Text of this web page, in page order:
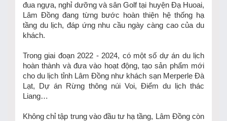
đua ngựa, nghỉ dưỡng và sân Golf tại huyện Đạ Huoai,
Lâm Đồng đang từng bước hoàn thiện hệ thống hạ
tầng du lịch, đáp ứng nhu cầu ngày càng cao của du
khách.
Trong giai đoạn 2022 - 2024, có một số dự án du lịch
hoàn thành và đưa vào hoạt động, tạo sản phẩm mới
cho du lịch tỉnh Lâm Đồng như khách sạn Merperle Đà
Lạt, Dự án Rừng thông núi Voi, Điểm du lịch thác
Liang…
Không chỉ tập trung vào đầu tư hạ tầng, Lâm Đồng còn